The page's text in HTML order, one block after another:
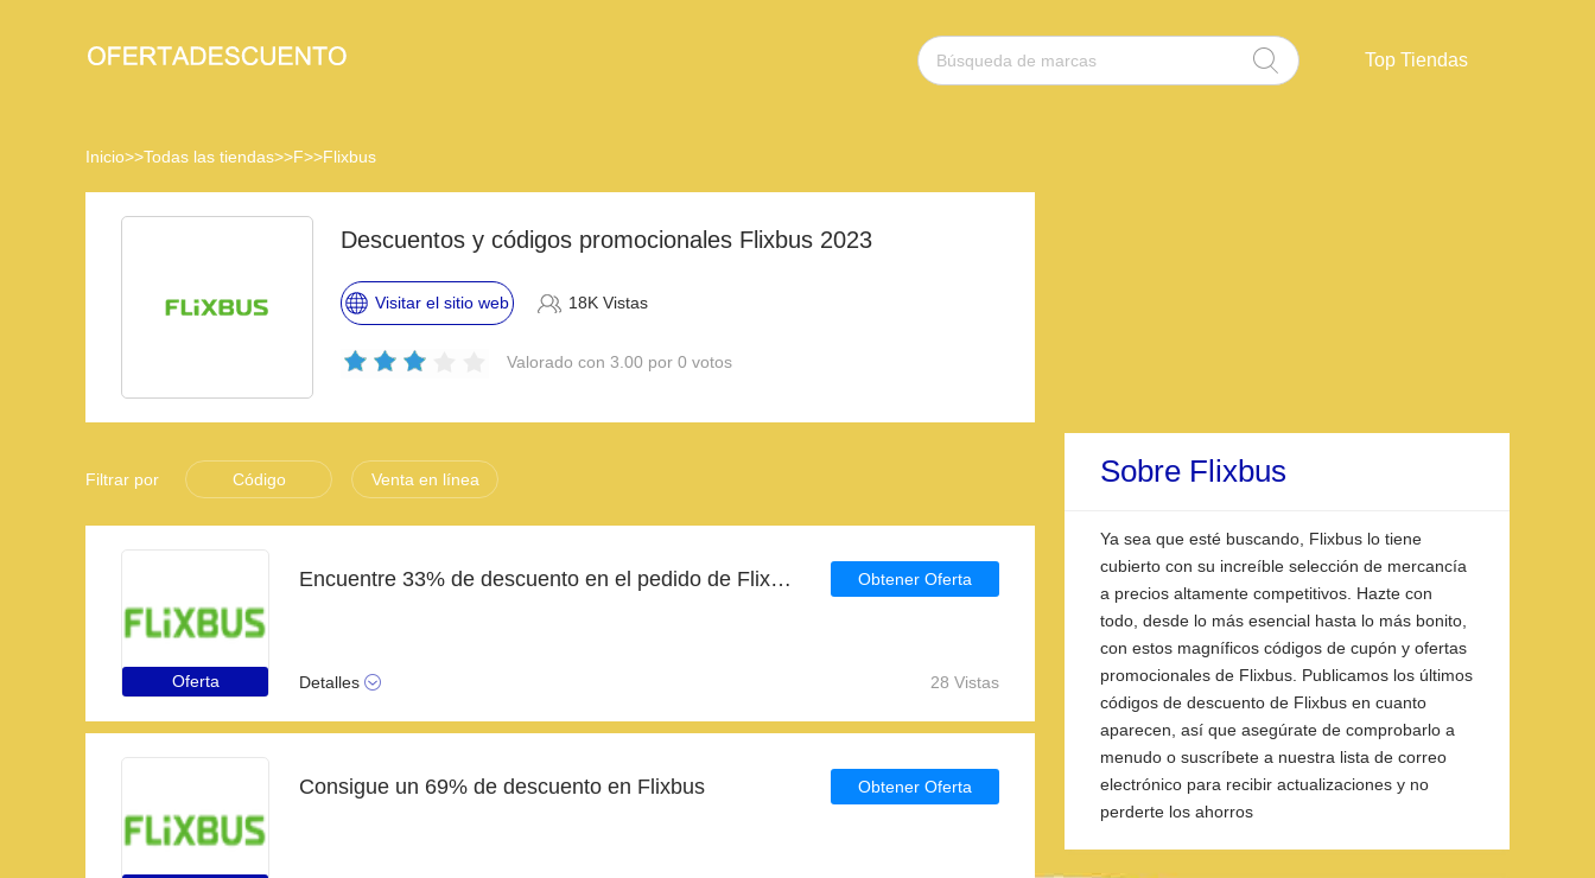
Top Tiendas
Inicio>>Todas las tiendas>>F>>Flixbus
Descuentos y códigos promocionales Flixbus 2023
Visitar el sitio web 18K Vistas
Valorado con 3.00 por 0 votos
Filtrar por Código Venta en línea
Oferta
Encuentre 33% de descuento en el pedido de Flixbus
Detalles
Obtener Oferta
28 Vistas
Consigue un 69% de descuento en Flixbus Obtener Oferta
Sobre Flixbus
Ya sea que esté buscando, Flixbus lo tiene
cubierto con su increíble selección de mercancía
a precios altamente competitivos. Hazte con
todo, desde lo más esencial hasta lo más bonito,
con estos magníficos códigos de cupón y ofertas
promocionales de Flixbus. Publicamos los últimos
códigos de descuento de Flixbus en cuanto
aparecen, así que asegúrate de comprobarlo a
menudo o suscríbete a nuestra lista de correo
electrónico para recibir actualizaciones y no
perderte los ahorros